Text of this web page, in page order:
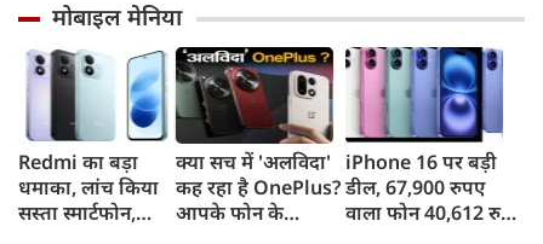
लोगों की गाड़ियां हो
रहीं खराब, BJP ने
बताया खराब
पटकथा
अमरगाथा,
शिवभक्तों ने अनोखे
अंदाज में दी
श्रद्धांजलि
'सबसे बड़ी ताकत',
कुछ दिन पहले
प्रदर्शनकारियों को
कहा था 'जेनरेशन
गटर'
जाम
सड़कों
तक
मोबाइल मेनिया
Redmi का बड़ा
धमाका, लांच किया
सस्ता स्मार्टफोन,
क्या सच में 'अलविदा'
कह रहा है OnePlus?
आपके फोन के
iPhone 16 पर बड़ी
डील, 67,900 रुपए
वाला फोन 40,612 रुपए